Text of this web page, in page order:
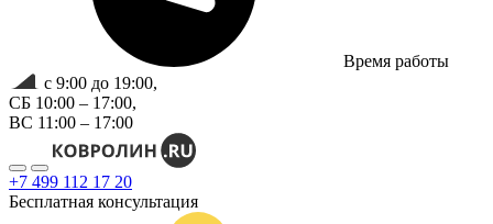
Время работы
с 9:00 до 19:00,
СБ 10:00 – 17:00,
ВС 11:00 – 17:00
+7 499 112 17 20
Бесплатная консультация